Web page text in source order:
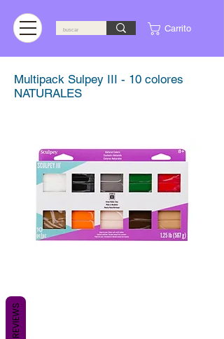
Carrito
Multipack Sulpey III - 10 colores
NATURALES
REVIEWS